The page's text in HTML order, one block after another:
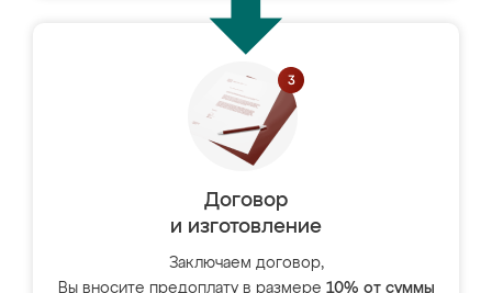
Договор
и изготовление
Заключаем договор,
Вы вносите предоплату в размере 10% от суммы